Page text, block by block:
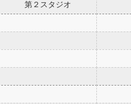
第２スタジオ